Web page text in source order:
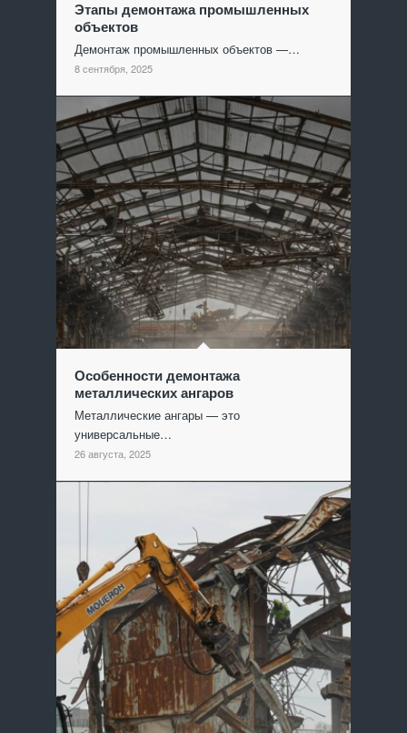
Этапы демонтажа промышленных
объектов
Демонтаж промышленных объектов —…
8 сентября, 2025
Особенности демонтажа
металлических ангаров
Металлические ангары — это
универсальные…
26 августа, 2025